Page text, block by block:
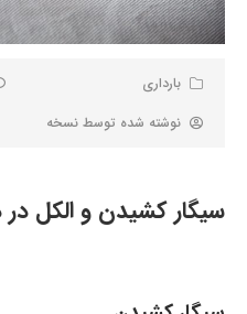
بارداری
نوشته شده توسط نسخه
سیگار کشیدن و الکل در